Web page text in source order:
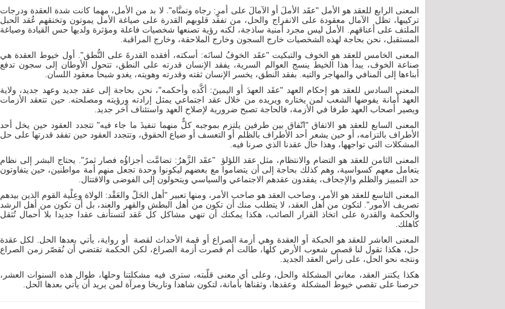
المعنى الرابع للعقد هو الأمل "عقَد الأملَ أو الآمالَ على أمرٍ: رجاه وتمنَّاه". لا بد من الأمل، مهما كانت شدة العقدة ودرجات
تركيبها، تظل الآمال معقودة على الانفراج والحل، من تفقد قلوبهم القدرة على صياغة الأمل يموتون وتخنقهم عُقد الحبل
الملتف على أعناقهم. الأمل ليس مجرد أمنية ساذجة، لكنه رؤية تصنعها شخصيات فاعلة ومؤثرة ولديها حس القيادة وصياغة
المستقبل، نحن بحاجة لهذه الشخصيات خارج السجون وخارج الملاحقة، وخارج المراقبة.
المعنى الخامس للعقد هو الخوف والتبكيت "عقَد الخوفُ لسانَه: أسكته، أفقده القدرةَ على النُّطق". أول خيوط العقدة هي
صناعة الخوف، يبدأ هذا الخيط ينسج العوالم السرية، يفقد الإنسان قدرته على النطق، تتحول الأوطان إلى سجون تدفع
أبناءها إلى المنافي والمهاجر والتيه. بفقد النطق، يخسر الإنسان ثقته وقدرته وهويته، يغدو شبحا معقود اللسان.
المعنى السادس للعقد هو إحكام العهد "عقَد العهدَ أو اليمينَ: أكَّده وأحكمه"، نحن بحاجة إلى عقد جديد وعهد جديد، ولاية
العهد أمانة يفوضها الشعب لمن يختاره ويريده من خلال عقد اجتماعي يمثل إرادته ورؤيته ومصلحته. حين تتعقد الأزمات
ويصير أصحاب العهد طرفا في الأزمة، فالحاجة تصبح ضرورية لإصلاح العهد واستئناف آخر جديد.
المعنى السابع للعقد هو الاتفاق "اتّفاق بين طرفين يلتزم بموجبه كلٌّ منهما تنفيذَ ما جاء فيه" تتجدد العقود حين يخل أحد
الأطراف بالتزامه، أو حين يشعر أحد الأطراف بالظلم أو التعسف أو ضياع الحقوق، وتتجدد العقود حين تفقد قدرتها على حل
المشكلات التي تواجهها، وهذا حال عقدنا الذي صرنا فيه.
المعنى الثامن للعقد هو التضام والانتظام، مثل عقد اللؤلؤ "عقَد الزَّهرُ: تضامَّت أجزاؤُه فصار ثمرً". يحتاج البشر إلى نظام
يتعامل معهم كسواسية، وهم كذلك بحاجة إلى أن يتضاموا مع بعضهم ليكونوا وحدة تجعل منهم أمة مواطنين، حين يتفاوتون
حد التمييز والظلم والإجحاف، يفقدون عقدهم الاجتماعي والسياسي ويتحولون إلى الفوضى والاقتتال.
المعنى التاسع للعقد هو الأمر، وصاحب العقد هو صاحب الأمر، ومنها تعبير "أهل الحَلّ والعَقْد: الولاة وعِلْية القوم الذين بيدهم
تصريف الأمور". لتكون من أهل العقد، لا يتطلب منك أن تكون من أهل البطش والقهر والعند، بل أن تكون من أهل الرشد
والحكمة والقدرة على اتخاذ القرار الصائب، هكذا يمكنك أن تنهي مشاكل كل عَقد لتستأنف عقدا جديدا بلا أحمال تُثقل
كاهلك.
المعنى العاشر للعقد هو الحبكة أو العقدة وهي أزمة الصراع أو قمة الأحداث لقصة أو رواية، يأتي بعدها الحل. لكل عقدة
حل، هكذا تقول لنا قصص شعوب الأرض كلها، طالت أم قصرت أزمة الصراع، لكن الحكمة تقتضي أن نُقصّر زمن الصراع
ونتجه نحو الحل، على رأس العقد الجديد.
هكذا يكتنز العقد، معاني المشكلة والحل، وعلى أي معنى قلّبته، سترى فيه مشكلتنا وحلها، طوال هذه السنوات العشر،
حرصنا على تقصي خيوط المشكلة وعقدها، وثقناها بأمانة، لتكون شاهدا وتاريخا ومرآة لمن يريد أن يأتي بعدها الحل.